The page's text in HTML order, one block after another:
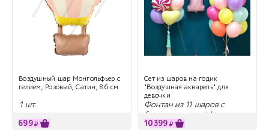
Воздушный шар Монгольфьер с
гелием, Розовый, Сатин, 86 см.
1 шт.
699₽
Сет из шаров на годик
"Воздушная акварель" для
девочки
Фонтан из 11 шаров с
большим шаром+фонтан из
25 шаров + цифра
10399 ₽